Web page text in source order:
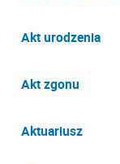
Akt urodzenia
Akt zgonu
Aktuariusz